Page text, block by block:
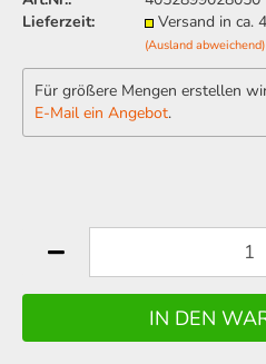
Lieferzeit:
Versand in ca.
(Ausland abweichend)
Für größere Mengen erstellen
E-Mail ein Angebot.